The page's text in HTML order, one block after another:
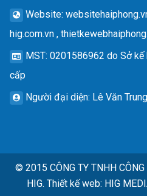
Website:
hig.com.vn ,
MST: 0201586962 do Sở
cấp
Người đại diện: Lê Văn
© 2015 CÔNG TY TNHH
HIG. Thiết kế web: HIG